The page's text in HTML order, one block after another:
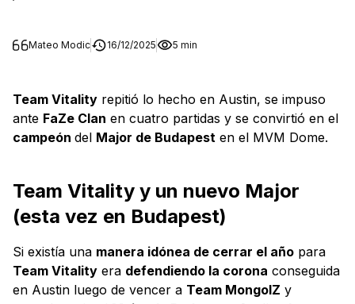
Mateo Modic 16/12/2025 5 min
Team Vitality repitió lo hecho en Austin, se impuso
ante FaZe Clan en cuatro partidas y se convirtió en el
campeón del Major de Budapest en el MVM Dome.
Team Vitality y un nuevo Major
(esta vez en Budapest)
Si existía una manera idónea de cerrar el año para
Team Vitality era defendiendo la corona conseguida
en Austin luego de vencer a Team MongolZ y